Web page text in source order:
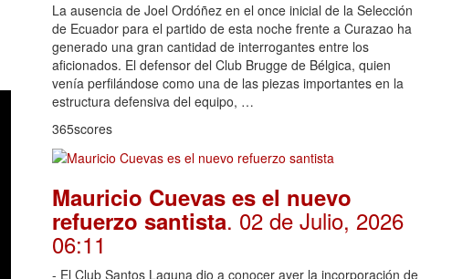
La ausencia de Joel Ordóñez en el once inicial de la Selección
de Ecuador para el partido de esta noche frente a Curazao ha
generado una gran cantidad de interrogantes entre los
aficionados. El defensor del Club Brugge de Bélgica, quien
venía perfilándose como una de las piezas importantes en la
estructura defensiva del equipo, …
365scores
Mauricio Cuevas es el nuevo
refuerzo santista. 02 de Julio, 2026
06:11
- El Club Santos Laguna dio a conocer ayer la incorporación de